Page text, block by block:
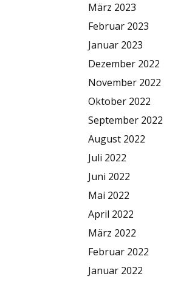
März 2023
Februar 2023
Januar 2023
Dezember 2022
November 2022
Oktober 2022
September 2022
August 2022
Juli 2022
Juni 2022
Mai 2022
April 2022
März 2022
Februar 2022
Januar 2022